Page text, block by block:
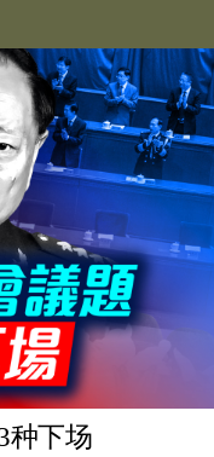
种下场